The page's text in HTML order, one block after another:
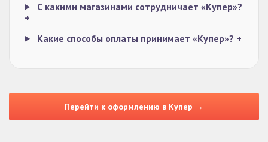
С какими магазинами сотрудничает «Купер»?
+
Какие способы оплаты принимает «Купер»? +
Перейти к оформлению в Купер →